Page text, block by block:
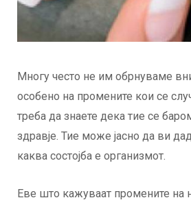
Многу често не им обрнуваме
особено на промените кои се
треба да знаете дека тие се
здравје. Тие може јасно да ви
каква состојба е организмот.
Еве што кажуваат промените на